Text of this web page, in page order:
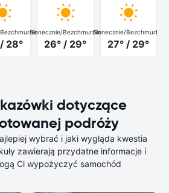
28°
Słonecznie/Bezchmurnie
26° / 29°
Słonecznie/Bezchmurnie
27° / 29°
dotyczące
podróży
wybrać i jaki wygląda kwestia
zawierają przydatne informacje i
Ci wypożyczyć samochód